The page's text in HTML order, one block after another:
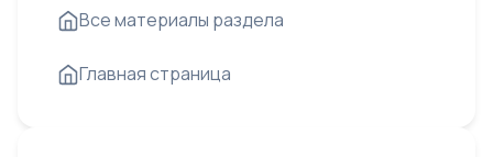
Все материалы раздела
Главная страница